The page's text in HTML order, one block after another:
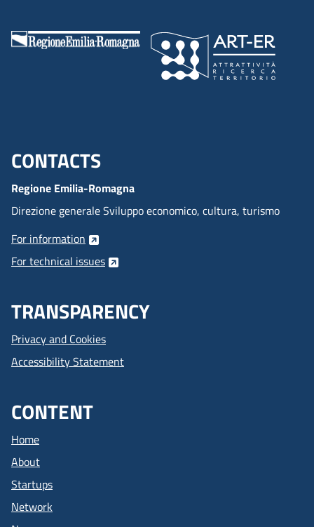
Menu footer inglese
CONTACTS
Regione Emilia-Romagna
Direzione generale Sviluppo economico, cultura, turismo
For information
For technical issues
TRANSPARENCY
Privacy and Cookies
Accessibility Statement
CONTENT
Home
About
Startups
Network